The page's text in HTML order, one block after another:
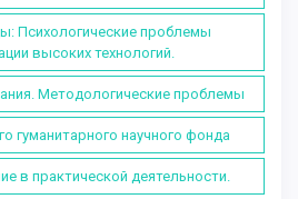
Психологические проблемы
высоких технологий.
Методологические проблемы
гуманитарного научного фонда
в практической деятельности.